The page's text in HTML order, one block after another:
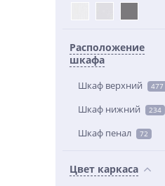
Расположение
шкафа
Шкаф верхний 477
Шкаф нижний 234
Шкаф пенал 72
Цвет каркаса